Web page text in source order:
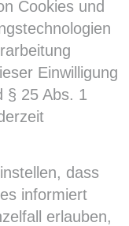
Cookies und
Einwilligung
§ 25 Abs. 1
dass
informiert
erlauben,